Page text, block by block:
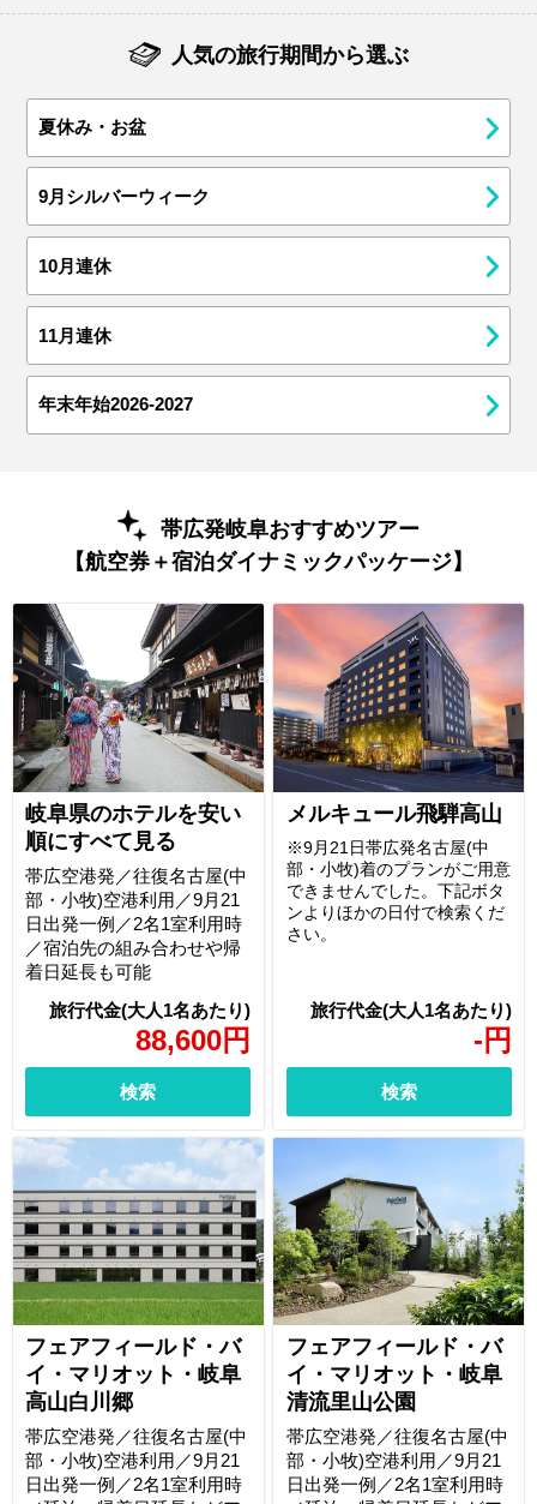
人気の旅行期間から選ぶ
夏休み・お盆
9月シルバーウィーク
10月連休
11月連休
年末年始2026-2027
帯広発岐阜おすすめツアー
【航空券＋宿泊ダイナミックパッケージ】
岐阜県のホテルを安い
順にすべて見る
88,600円
帯広空港発／往復名古屋(中
部・小牧)空港利用／9月21
日出発一例／2名1室利用時
／宿泊先の組み合わせや帰
着日延長も可能
検索
メルキュール飛騨高山
- 円
※9月21日帯広発名古屋(中
部・小牧)着のプランがご用意
できませんでした。下記ボタ
ンよりほかの日付で検索くだ
さい。
検索
フェアフィールド・バ
イ・マリオット・岐阜
高山白川郷
帯広空港発／往復名古屋(中
部・小牧)空港利用／9月21
日出発一例／2名1室利用時
フェアフィールド・バ
イ・マリオット・岐阜
清流里山公園
帯広空港発／往復名古屋(中
部・小牧)空港利用／9月21
日出発一例／2名1室利用時